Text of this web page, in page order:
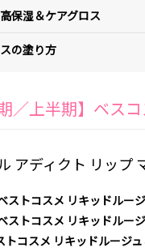
保湿＆ケアグロス
の塗り方
／上半期】ベス
アディクト リップ
ストコスメ リキッドルー
ストコスメ リキッドルー
トコスメ リキッドルージ